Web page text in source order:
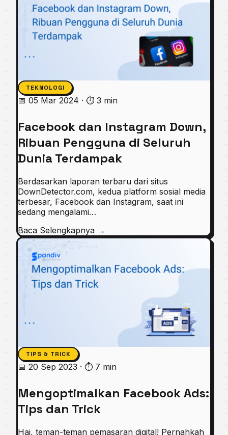
TEKNOLOGI
📅 05 Mar 2024 · ⏱ 3 min
Facebook dan Instagram Down,
Ribuan Pengguna di Seluruh
Dunia Terdampak
Berdasarkan laporan terbaru dari situs
DownDetector.com, kedua platform sosial media
terbesar, Facebook dan Instagram, saat ini
sedang mengalami…
Baca Selengkapnya →
TIPS & TRICK
📅 20 Sep 2023 · ⏱ 7 min
Mengoptimalkan Facebook Ads:
Tips dan Trick
Hai, teman-teman pemasaran digital! Pernahkah